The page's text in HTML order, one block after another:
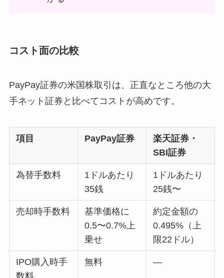
コスト面の比較
PayPay証券の米国株取引は、正直なところ他の大
手ネット証券と比べてコストが高めです。
項目 PayPay証券
楽天証券・
SBI証券
為替手数料
1ドルあたり
35銭
1ドルあたり
25銭〜
売却時手数料
基準価格に
0.5〜0.7%上
乗せ
約定金額の
0.495%（上
限22ドル）
IPO購入時手
数料
無料 —